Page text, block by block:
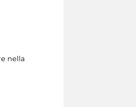
nella